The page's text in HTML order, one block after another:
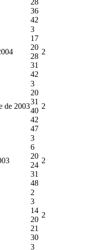
36
42
3
17
20
28
31
42
2
de 2003
3
20
31
40
42
47
2
3
6
20
24
31
48
2
2
3
14
20
21
30
2
3